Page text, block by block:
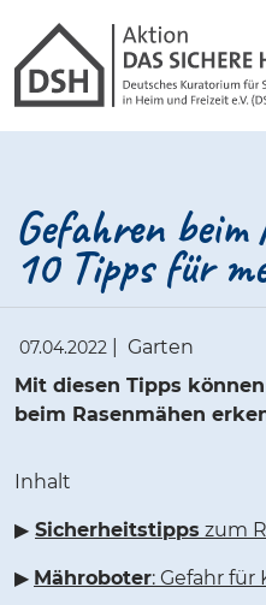
Gathmann
Gefahren beim
10 Tipps für
07.04.2022
Garten
Mit diesen Tipps
beim Rasenmähen
Inhalt
▶ Sicherheitstipps zum
▶ Mähroboter: Gefahr für